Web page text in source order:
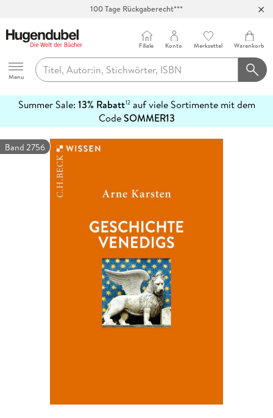
100 Tage Rückgaberecht***
Hugendubel
Menu
Filiale Konto Merkzettel Warenkorb
Summer Sale: 13% Rabatt12auf viele Sortimente mit dem
CodeSOMMER13
erfahren
Band 2756